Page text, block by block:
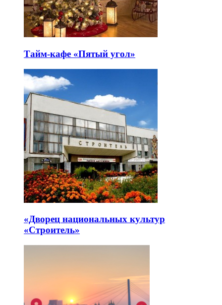
Тайм-кафе «Пятый угол»
«Дворец национальных культур
«Строитель»